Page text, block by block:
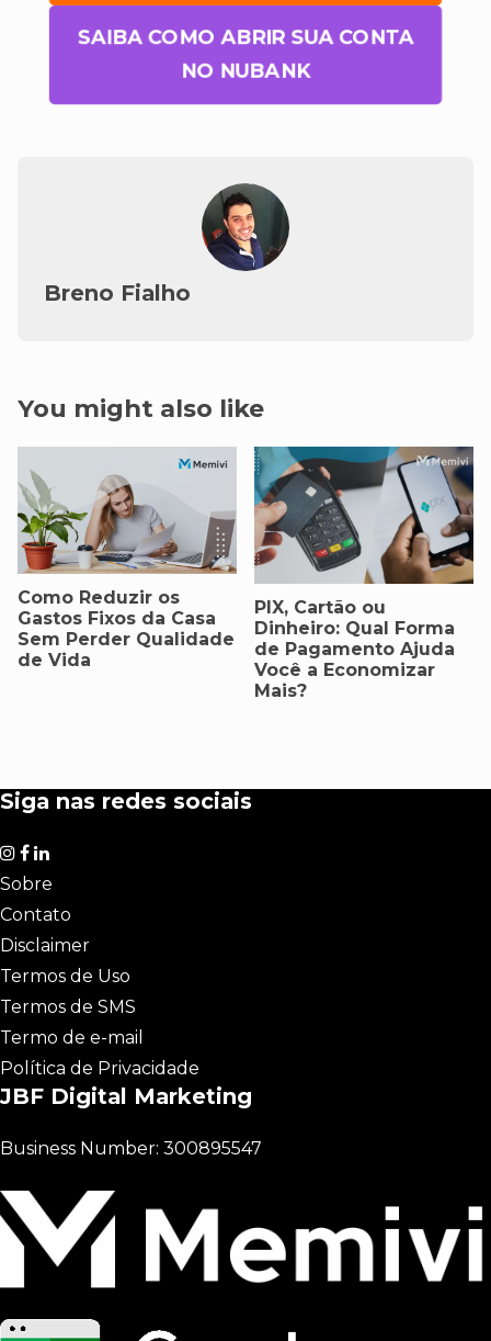
SAIBA COMO ABRIR SUA CONTA
NO NUBANK
Breno Fialho
You might also like
Como Reduzir os
Gastos Fixos da Casa
Sem Perder Qualidade
de Vida
PIX, Cartão ou
Dinheiro: Qual Forma
de Pagamento Ajuda
Você a Economizar
Mais?
Siga nas redes sociais
Sobre
Contato
Disclaimer
Termos de Uso
Termos de SMS
Termo de e-mail
Política de Privacidade
JBF Digital Marketing
Business Number: 300895547